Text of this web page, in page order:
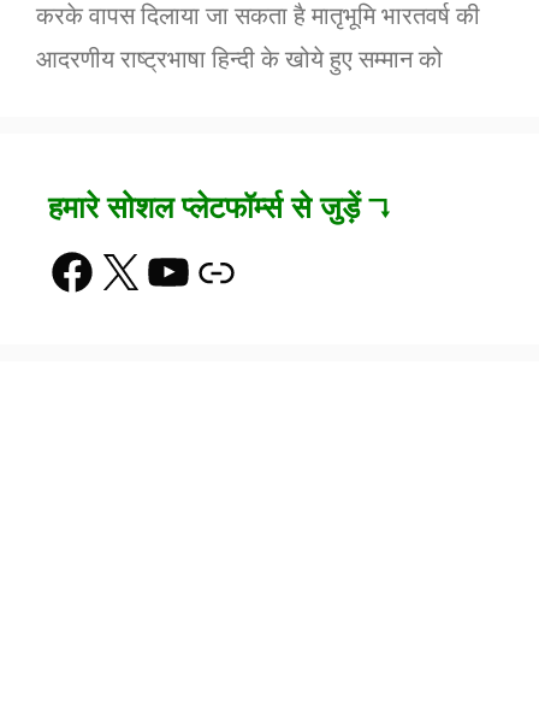
करके वापस दिलाया जा सकता है मातृभूमि भारतवर्ष की
आदरणीय राष्ट्रभाषा हिन्दी के खोये हुए सम्मान को
हमारे सोशल प्लेटफॉर्म्स से जुड़ें ↴
Facebook
X YouTube
Link